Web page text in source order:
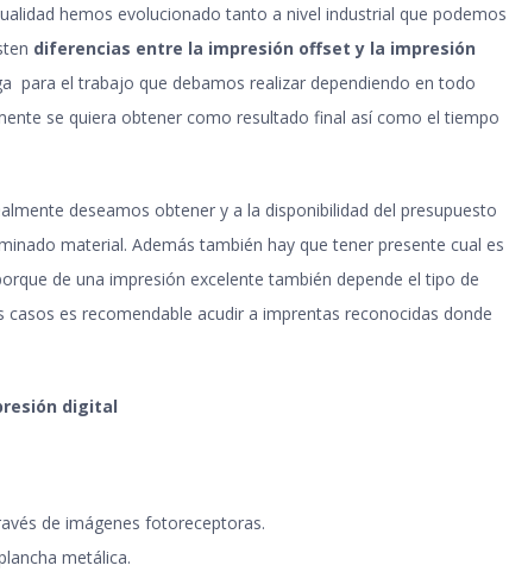
hemos evolucionado tanto a nivel industrial que podemos
diferencias entre la impresión offset y la impresión
para el trabajo que debamos realizar dependiendo en todo
se quiera obtener como resultado final así como el tiempo
deseamos obtener y a la disponibilidad del presupuesto
material. Además también hay que tener presente cual es
de una impresión excelente también depende el tipo de
es recomendable acudir a imprentas reconocidas donde
digital
de imágenes fotoreceptoras.
metálica.